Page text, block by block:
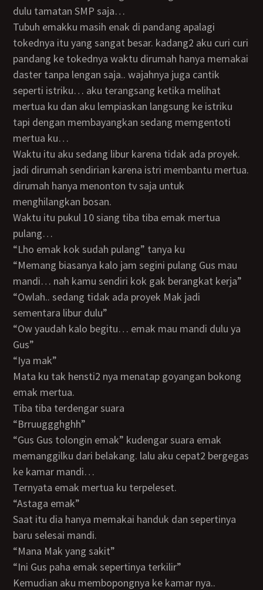
dulu tamatan SMP saja…
Tubuh emakku masih enak di pandang apalagi
tokednya itu yang sangat besar. kadang2 aku curi curi
pandang ke tokednya waktu dirumah hanya memakai
daster tanpa lengan saja.. wajahnya juga cantik
seperti istriku… aku terangsang ketika melihat
mertua ku dan aku lempiaskan langsung ke istriku
tapi dengan membayangkan sedang memgentoti
mertua ku…
Waktu itu aku sedang libur karena tidak ada proyek.
jadi dirumah sendirian karena istri membantu mertua.
dirumah hanya menonton tv saja untuk
menghilangkan bosan.
Waktu itu pukul 10 siang tiba tiba emak mertua
pulang…
“Lho emak kok sudah pulang” tanya ku
“Memang biasanya kalo jam segini pulang Gus mau
mandi… nah kamu sendiri kok gak berangkat kerja”
“Owlah.. sedang tidak ada proyek Mak jadi
sementara libur dulu”
“Ow yaudah kalo begitu… emak mau mandi dulu ya
Gus”
“Iya mak”
Mata ku tak hensti2 nya menatap goyangan bokong
emak mertua.
Tiba tiba terdengar suara
“Brruuggghghh”
“Gus Gus tolongin emak” kudengar suara emak
memanggilku dari belakang. lalu aku cepat2 bergegas
ke kamar mandi…
Ternyata emak mertua ku terpeleset.
“Astaga emak”
Saat itu dia hanya memakai handuk dan sepertinya
baru selesai mandi.
“Mana Mak yang sakit”
“Ini Gus paha emak sepertinya terkilir”
Kemudian aku membopongnya ke kamar nya..